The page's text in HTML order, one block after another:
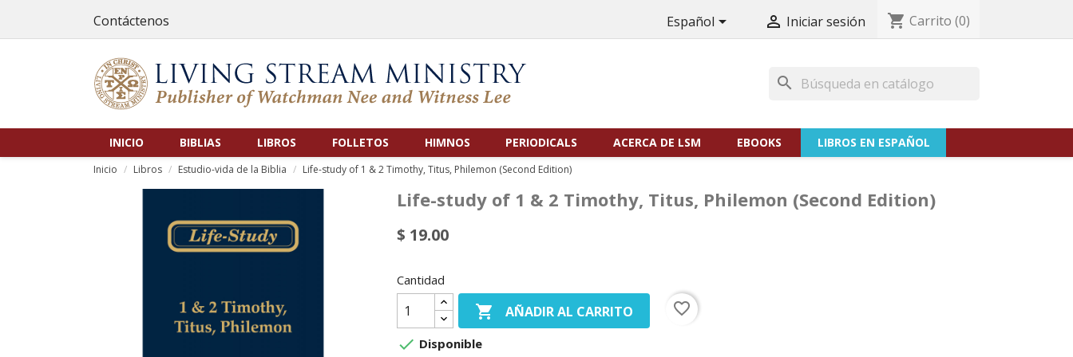
Contáctenos Español  Iniciar sesión shopping_cart Carrito (0)
search
INICIO BIBLIAS LIBROS FOLLETOS HIMNOS PERIODICALS ACERCA DE LSM EBOOKS LIBROS EN ESPAÑOL
Inicio Libros Estudio-vida de la Biblia Life-study of 1 & 2 Timothy, Titus, Philemon (Second Edition)
Life-study of 1 & 2 Timothy, Titus, Philemon (Second Edition)
$ 19.00
Cantidad
 AÑADIR AL CARRITO
favorite_border
 Disponible